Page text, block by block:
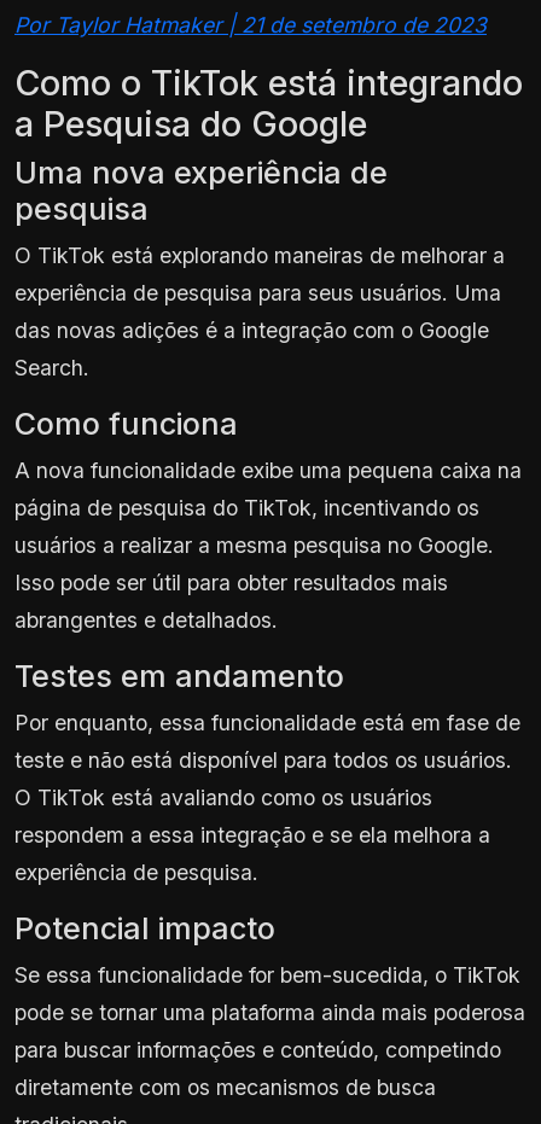
Por Taylor Hatmaker | 21 de setembro de 2023
Como o TikTok está integrando
a Pesquisa do Google
Uma nova experiência de
pesquisa
O TikTok está explorando maneiras de melhorar a
experiência de pesquisa para seus usuários. Uma
das novas adições é a integração com o Google
Search.
Como funciona
A nova funcionalidade exibe uma pequena caixa na
página de pesquisa do TikTok, incentivando os
usuários a realizar a mesma pesquisa no Google.
Isso pode ser útil para obter resultados mais
abrangentes e detalhados.
Testes em andamento
Por enquanto, essa funcionalidade está em fase de
teste e não está disponível para todos os usuários.
O TikTok está avaliando como os usuários
respondem a essa integração e se ela melhora a
experiência de pesquisa.
Potencial impacto
Se essa funcionalidade for bem-sucedida, o TikTok
pode se tornar uma plataforma ainda mais poderosa
para buscar informações e conteúdo, competindo
diretamente com os mecanismos de busca